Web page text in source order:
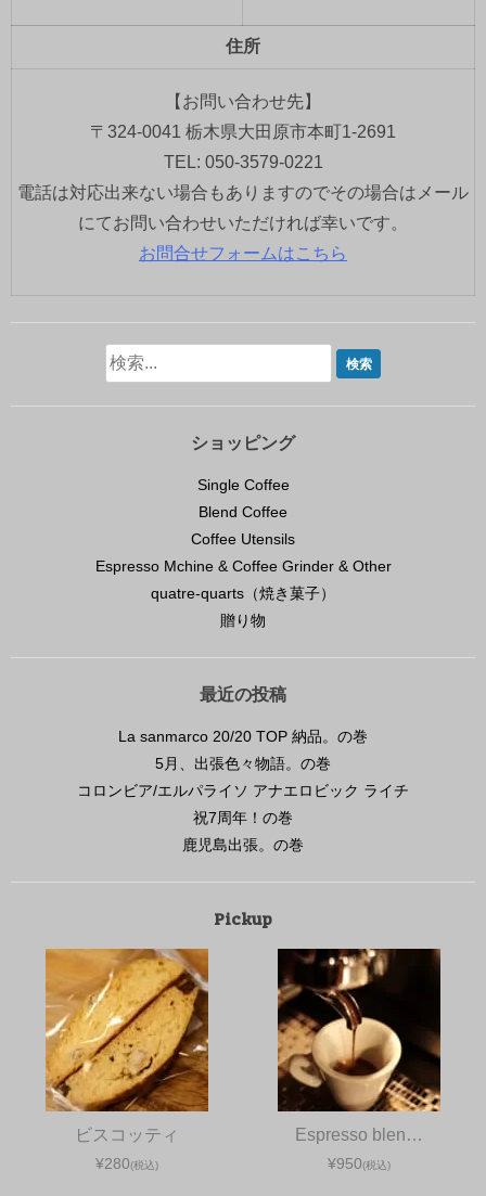
住所
【お問い合わせ先】
〒324-0041 栃木県大田原市本町1-2691
TEL: 050-3579-0221
電話は対応出来ない場合もありますのでその場合はメール
にてお問い合わせいただければ幸いです。
お問合せフォームはこちら
ショッピング
Single Coffee
Blend Coffee
Coffee Utensils
Espresso Mchine & Coffee Grinder & Other
quatre-quarts（焼き菓子）
贈り物
最近の投稿
La sanmarco 20/20 TOP 納品。の巻
5月、出張色々物語。の巻
コロンビア/エルパライソ アナエロビック ライチ
祝7周年！の巻
鹿児島出張。の巻
Pickup
ビスコッティ
¥280(税込)
Espresso blen…
¥950(税込)